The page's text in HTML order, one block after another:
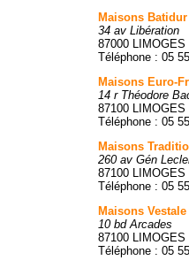
Maisons Batidur
34 av Libération
87000 LIMOGES
Téléphone : 05
Maisons Euro-
14 r Théodore
87100 LIMOGES
Téléphone : 05
Maisons
260 av Gén
87100 LIMOGES
Téléphone : 05
Maisons Vestale
10 bd Arcades
87100 LIMOGES
Téléphone : 05